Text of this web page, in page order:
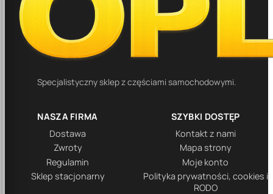
Specjalistyczny sklep z częściami samochodowymi.
NASZA FIRMA
Dostawa
Zwroty
Regulamin
Sklep stacjonarny
SZYBKI DOSTĘP
Kontakt z nami
Mapa strony
Moje konto
Polityka prywatności, cookies i
RODO